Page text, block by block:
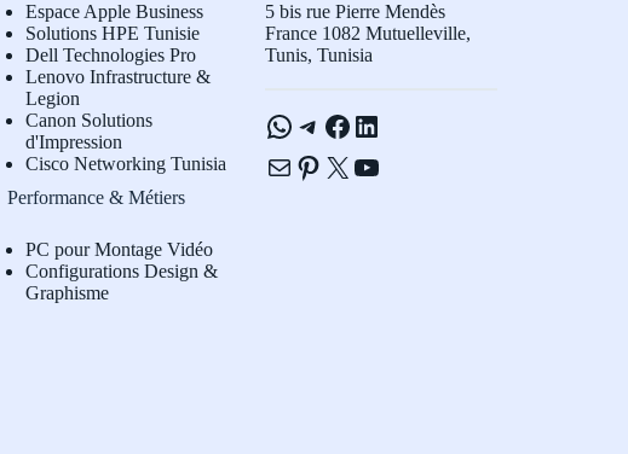
Espace Apple Business
Solutions HPE Tunisie
Dell Technologies Pro
Lenovo Infrastructure &
Legion
Canon Solutions
d'Impression
Cisco Networking Tunisia
Performance & Métiers
PC pour Montage Vidéo
Configurations Design &
Graphisme
5 bis rue Pierre Mendès
France 1082 Mutuelleville,
Tunis, Tunisia
WhatsApp
Telegram
Facebook
LinkedIn
E-mailPinterest
X YouTube